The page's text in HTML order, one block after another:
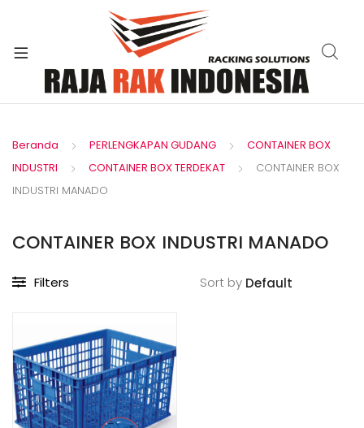
Beranda PERLENGKAPAN GUDANG
CONTAINER BOX
INDUSTRI
CONTAINER BOX TERDEKAT
CONTAINER BOX
INDUSTRI MANADO
CONTAINER BOX INDUSTRI MANADO
Filters Sort by